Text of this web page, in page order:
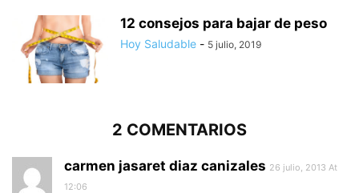
12 consejos para bajar de peso
Hoy Saludable - 5 julio, 2019
2 COMENTARIOS
carmen jasaret diaz canizales 26 julio, 2013 At
12:06